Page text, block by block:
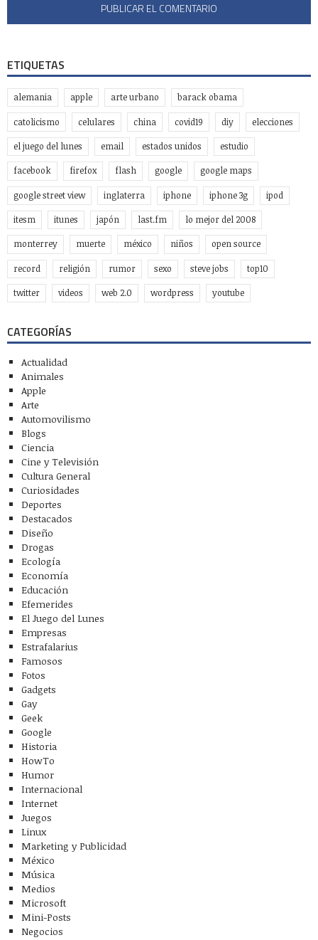
ETIQUETAS
alemania apple arte urbano barack obama
catolicismo celulares china covid19 diy elecciones
el juego del lunes email estados unidos estudio
facebook firefox flash google google maps
google street view inglaterra iphone iphone 3g ipod
itesm itunes japón last.fm lo mejor del 2008
monterrey muerte méxico niños open source
record religión rumor sexo steve jobs top10
twitter videos web 2.0 wordpress youtube
CATEGORÍAS
Actualidad
Animales
Apple
Arte
Automovilismo
Blogs
Ciencia
Cine y Televisión
Cultura General
Curiosidades
Deportes
Destacados
Diseño
Drogas
Ecología
Economía
Educación
Efemerides
El Juego del Lunes
Empresas
Estrafalarius
Famosos
Fotos
Gadgets
Gay
Geek
Google
Historia
HowTo
Humor
Internacional
Internet
Juegos
Linux
Marketing y Publicidad
México
Música
Medios
Microsoft
Mini-Posts
Negocios